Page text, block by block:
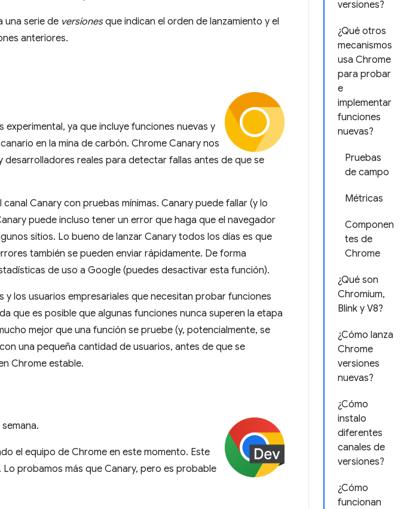
versiones?
¿Qué otros
mecanismos
usa Chrome
para probar
e
implementar
funciones
nuevas?
Pruebas
de campo
Métricas
Componen
tes de
Chrome
¿Qué son
Chromium,
Blink y V8?
¿Cómo lanza
Chrome
versiones
nuevas?
¿Cómo
instalo
diferentes
canales de
versiones?
¿Cómo
funcionan
una serie de versionesque indican el orden de lanzamiento y el
anteriores.
experimental, ya que incluye funciones nuevas y
en la mina de carbón. Chrome Canary nos
reales para detectar fallas antes de que se
Canary con pruebas mínimas. Canary puede fallar (y lo
puede incluso tener un error que haga que el navegador
sitios. Lo bueno de lanzar Canary todos los días es que
también se pueden enviar rápidamente. De forma
de uso a Google (puedes desactivar esta función).
y los usuarios empresariales que necesitan probar funciones
que es posible que algunas funciones nunca superen la etapa
mejor que una función se pruebe (y, potencialmente, se
una pequeña cantidad de usuarios, antes de que se
Chrome estable.
el equipo de Chrome en este momento. Este
probamos más que Canary, pero es probable